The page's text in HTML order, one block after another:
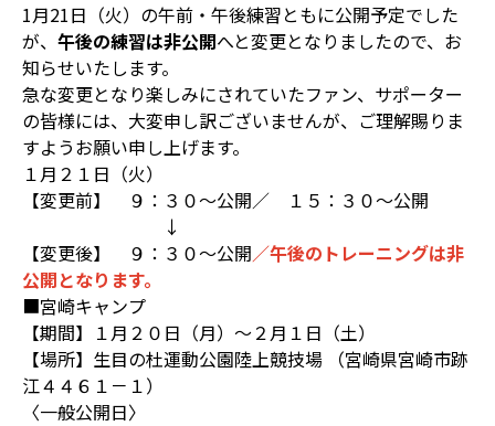
1月21日（火）の午前・午後練習ともに公開予定でした
が、 午後の練習は非公開へと変更となりましたので、お
知らせいたします。
急な変更となり楽しみにされていたファン、サポーター
の皆様には、大変申し訳ございませんが、ご理解賜りま
すようお願い申し上げます。
１月２１日（火）
【変更前】 ９：３０～公開／ １５：３０～公開
↓
【変更後】 ９：３０～公開／午後のトレーニングは非
公開となります。
■宮崎キャンプ
【期間】１月２０日（月）～２月１日（土）
【場所】生目の杜運動公園陸上競技場 （宮崎県宮崎市跡
江４４６１－１）
〈一般公開日〉